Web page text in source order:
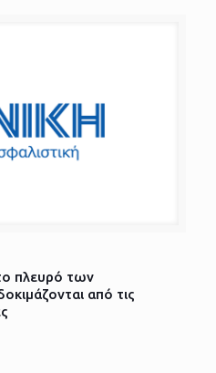
πλευρό των
από τις